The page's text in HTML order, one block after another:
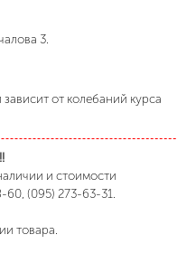
3.
от колебаний курса
и стоимости
(095) 273-63-31.
товара.